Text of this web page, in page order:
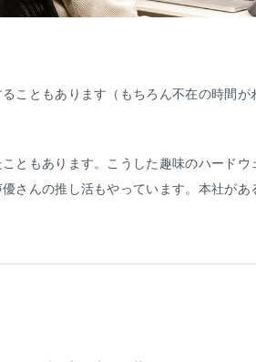
こともあります（もちろん不在の時間が
ともあります。こうした趣味のハードウ
さんの推し活もやっています。本社があ